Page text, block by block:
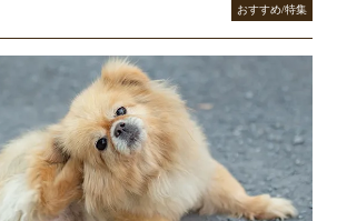
おすすめ/特集